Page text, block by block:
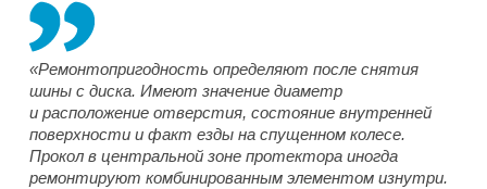
«Ремонтопригодность определяют после снятия
шины с диска. Имеют значение диаметр
и расположение отверстия, состояние внутренней
поверхности и факт езды на спущенном колесе.
Прокол в центральной зоне протектора иногда
ремонтируют комбинированным элементом изнутри.